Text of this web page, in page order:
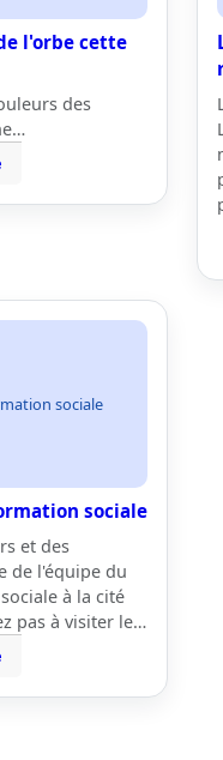
l'orbe cette
des
sociale
sociale
et des
de l'équipe du
à la cité
pas à visiter le…